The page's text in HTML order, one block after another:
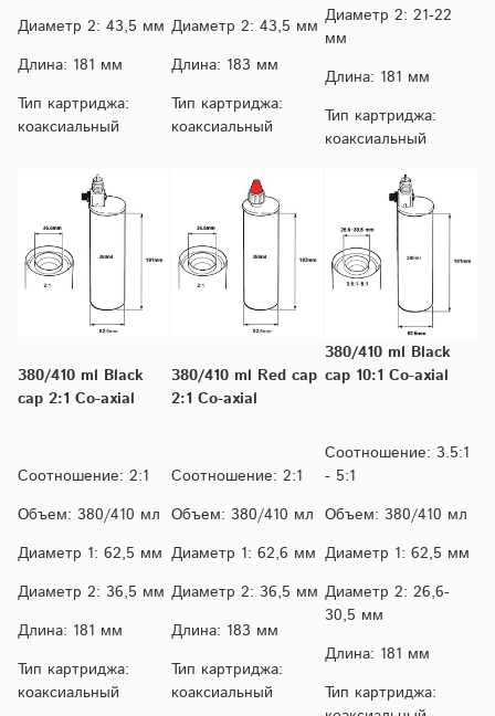
Диаметр 2: 43,5 мм
Длина: 181 мм
Тип картриджа:
коаксиальный
Диаметр 2: 43,5 мм
Длина: 183 мм
Тип картриджа:
коаксиальный
Диаметр 2: 21-22
мм
Длина: 181 мм
Тип картриджа:
коаксиальный
380/410 ml Black
cap 2:1 Co-axial
Соотношение: 2:1
Объем: 380/410 мл
Диаметр 1: 62,5 мм
Диаметр 2: 36,5 мм
Длина: 181 мм
Тип картриджа:
коаксиальный
380/410 ml Red cap
2:1 Co-axial
Соотношение: 2:1
Объем: 380/410 мл
Диаметр 1: 62,6 мм
Диаметр 2: 36,5 мм
Длина: 183 мм
Тип картриджа:
коаксиальный
380/410 ml Black
cap 10:1 Co-axial
Соотношение: 3.5:1
- 5:1
Объем: 380/410 мл
Диаметр 1: 62,5 мм
Диаметр 2: 26,6-
30,5 мм
Длина: 181 мм
Тип картриджа: